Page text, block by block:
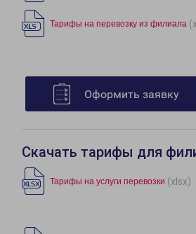
Тарифы на перевозку из филиала
Оформить заявку
Скачать тарифы для
Тарифы на услуги перевозки (xlsx)